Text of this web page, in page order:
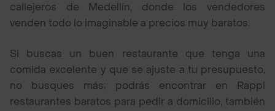
callejeros de Medellín, donde los vendedores
venden todo lo imaginable a precios muy baratos.
Si buscas un buen restaurante que tenga una
comida excelente y que se ajuste a tu presupuesto,
no busques más; podrás encontrar en Rappi
restaurantes baratos para pedir a domicilio, también